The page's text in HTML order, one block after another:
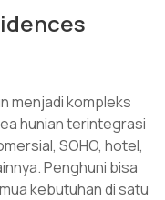
menjadi kompleks
hunian terintegrasi
SOHO, hotel,
Penghuni bisa
kebutuhan di satu